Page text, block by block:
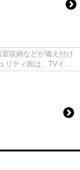
収納などが備え付け
リティ面は、TVイン